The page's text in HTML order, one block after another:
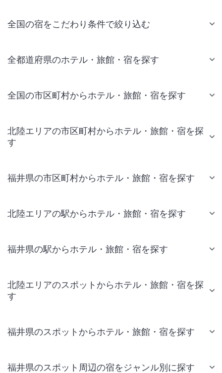
全国の宿をこだわり条件で絞り込む
全都道府県のホテル・旅館・宿を探す
全国の市区町村からホテル・旅館・宿を探す
北陸エリアの市区町村からホテル・旅館・宿を探
す
福井県の市区町村からホテル・旅館・宿を探す
北陸エリアの駅からホテル・旅館・宿を探す
福井県の駅からホテル・旅館・宿を探す
北陸エリアのスポットからホテル・旅館・宿を探
す
福井県のスポットからホテル・旅館・宿を探す
福井県のスポット周辺の宿をジャンル別に探す